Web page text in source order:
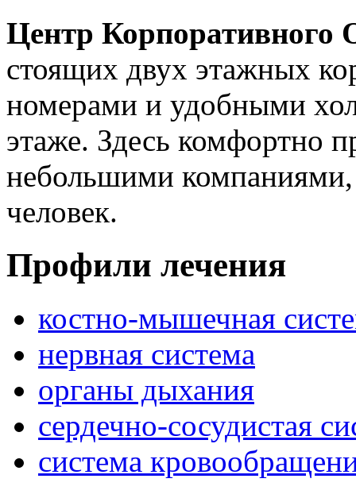
Центр Корпоративного
стоящих двух этажных
номерами и удобными
этаже. Здесь комфортно
небольшими
человек.
Профили лечения
костно-мышечная
нервная система
органы дыхания
сердечно-сосудистая
система